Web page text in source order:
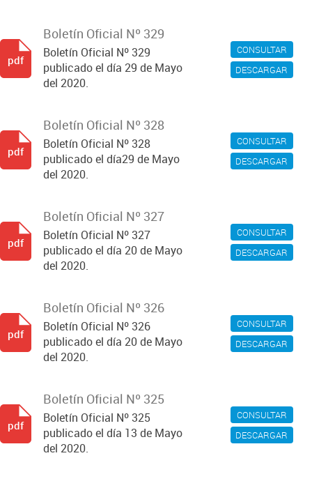
CONSULTAR
DESCARGAR
Boletín Oficial Nº 329
Boletín Oficial Nº 329
publicado el día 29 de Mayo
del 2020.
pdf
CONSULTAR
DESCARGAR
Boletín Oficial Nº 328
Boletín Oficial Nº 328
publicado el día29 de Mayo
del 2020.
pdf
CONSULTAR
DESCARGAR
Boletín Oficial Nº 327
Boletín Oficial Nº 327
publicado el día 20 de Mayo
del 2020.
pdf
CONSULTAR
DESCARGAR
Boletín Oficial Nº 326
Boletín Oficial Nº 326
publicado el día 20 de Mayo
del 2020.
pdf
CONSULTAR
DESCARGAR
Boletín Oficial Nº 325
Boletín Oficial Nº 325
publicado el día 13 de Mayo
del 2020.
pdf